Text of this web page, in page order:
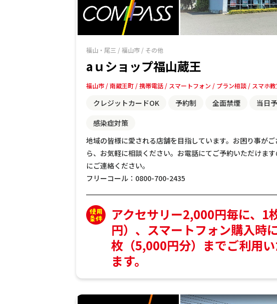
福山・尾三 /福山市 / その他
aｕショップ福山蔵王
福山市 南蔵王町 携帯電話 スマートフォン プラン相談 スマホ
クレジットカードOK 予約制 全面禁煙
当日
感染症対策
地域の皆様に愛される店舗を目指しています。お困り事が
ら、お気軽に相談ください。お電話にてご予約いただけま
にご連絡ください。
フリーコール：0800-700-2435
アクセサリー2,000円毎に、1
円）、スマートフォン購入時
枚（5,000円分）までご利用
ます。